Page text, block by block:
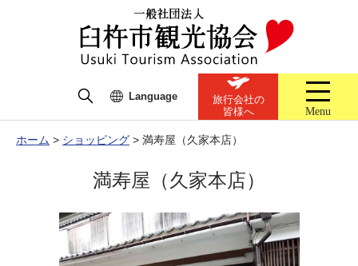
Language
旅行会社の
皆様へ
Menu
ホーム > ショッピング > 満寿屋（久家本店）
満寿屋（久家本店）